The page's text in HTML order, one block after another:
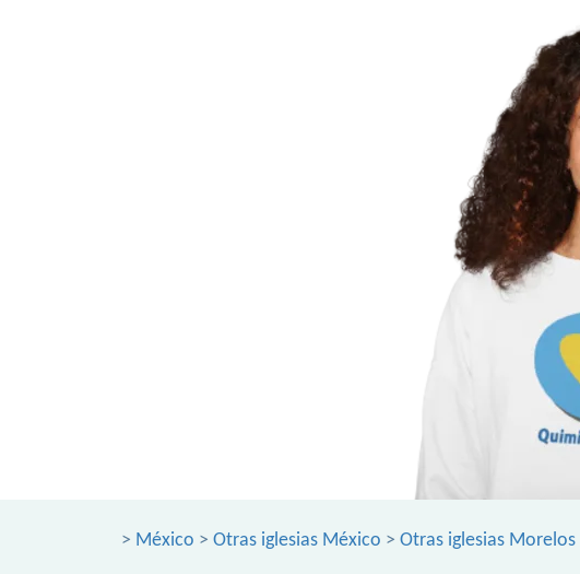
> México > Otras iglesias México > Otras iglesias Morelos